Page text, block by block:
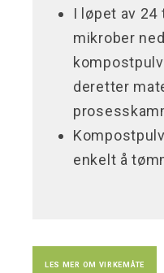
I løpet av
mikrober
deretter
enkelt å
LES MER OM VIRKEMÅTE